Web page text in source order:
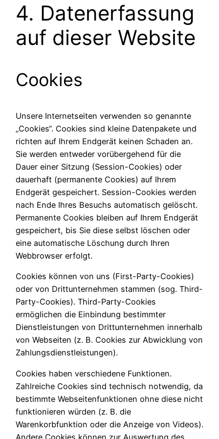
4. Datenerfassung
auf dieser Website
Cookies
Unsere Internetseiten verwenden so genannte
„Cookies“. Cookies sind kleine Datenpakete und
richten auf Ihrem Endgerät keinen Schaden an.
Sie werden entweder vorübergehend für die
Dauer einer Sitzung (Session-Cookies) oder
dauerhaft (permanente Cookies) auf Ihrem
Endgerät gespeichert. Session-Cookies werden
nach Ende Ihres Besuchs automatisch gelöscht.
Permanente Cookies bleiben auf Ihrem Endgerät
gespeichert, bis Sie diese selbst löschen oder
eine automatische Löschung durch Ihren
Webbrowser erfolgt.
Cookies können von uns (First-Party-Cookies)
oder von Drittunternehmen stammen (sog. Third-
Party-Cookies). Third-Party-Cookies
ermöglichen die Einbindung bestimmter
Dienstleistungen von Drittunternehmen innerhalb
von Webseiten (z. B. Cookies zur Abwicklung von
Zahlungsdienstleistungen).
Cookies haben verschiedene Funktionen.
Zahlreiche Cookies sind technisch notwendig, da
bestimmte Webseitenfunktionen ohne diese nicht
funktionieren würden (z. B. die
Warenkorbfunktion oder die Anzeige von Videos).
Andere Cookies können zur Auswertung des